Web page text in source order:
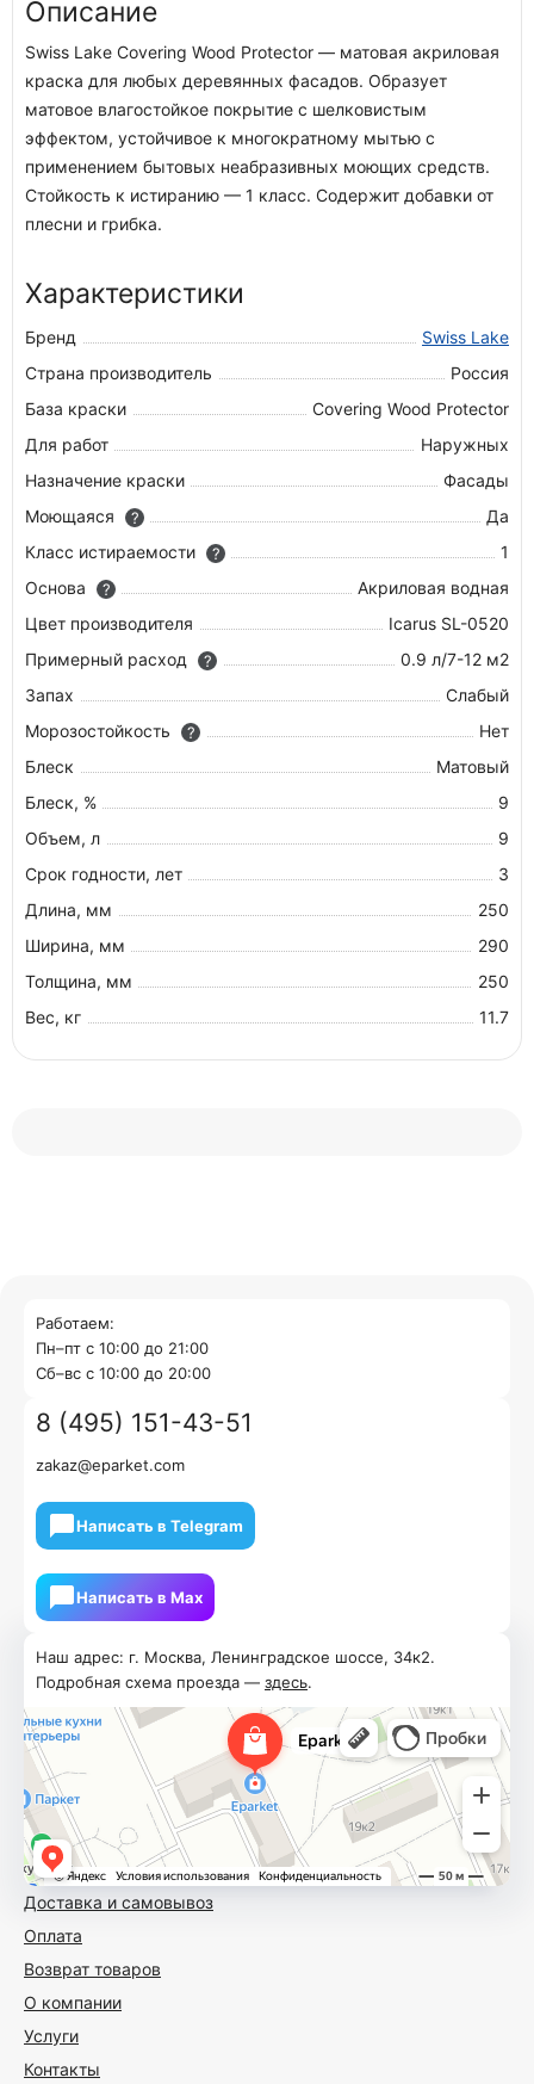
Описание
Swiss Lake Covering Wood Protector — матовая акриловая
краска для любых деревянных фасадов. Образует
матовое влагостойкое покрытие с шелковистым
эффектом, устойчивое к многократному мытью с
применением бытовых неабразивных моющих средств.
Стойкость к истиранию — 1 класс. Содержит добавки от
плесни и грибка.
Характеристики
Бренд
Swiss Lake
Страна производитель
Россия
База краски
Covering Wood Protector
Для работ
Наружных
Назначение краски
Фасады
Моющаяся
?
Да
Класс истираемости
?
1
Основа
?
Акриловая водная
Цвет производителя
Icarus SL-0520
Примерный расход
?
0.9 л/7-12 м2
Запах
Слабый
Морозостойкость
?
Нет
Блеск
Матовый
Блеск, %
9
Объем, л
9
Срок годности, лет
3
Длина, мм
250
Ширина, мм
290
Толщина, мм
250
Вес, кг
11.7
Доставка и самовывоз
Оплата
Возврат товаров
О компании
Услуги
Контакты
Наш адрес: г. Москва, Ленинградское шоссе, 34к2.
Подробная схема проезда — здесь.
Работаем:
Пн–пт с 10:00 до 21:00
Cб–вс с 10:00 до 20:00
8 (495) 151-43-51
zakaz@eparket.com
Написать в Telegram
Написать в Мах